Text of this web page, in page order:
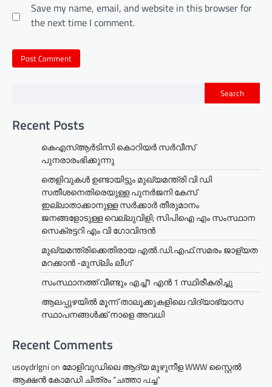
Save my name, email, and website in this browser for
the next time I comment.
Search
Recent Posts
കെഎസ്ആർടിസി കൊറിയർ സര്‍വീസ്
പുനരാരംഭിക്കുന്നു
തെളിവുകൾ ഉണ്ടായിട്ടും മുഖ്യമന്ത്രി വി ഡി
സതീശനെതിരെയുള്ള പുനർജനി കേസ്
ഇല്ലാതാക്കാനുള്ള സർക്കാർ തീരുമാനം
ജനങ്ങളോടുള്ള വെല്ലുവിളി; സിപിഐ എം സംസ്ഥാന
സെക്രട്ടറി എം വി ഗോവിന്ദൻ
മുഖ്യമന്ത്രിക്കെതിരായ എൽ.ഡി.എഫ്.സമരം ജാള്യത
മറക്കാൻ -മുസ്‌ലിം ലീഗ്
സംസ്ഥാനത്ത് വീണ്ടും എച്ച്1 എന്‍ 1 സ്ഥിരീകരിച്ചു
ആലപ്പുഴയിൽ മൂന്ന് താലൂക്കുകളിലെ വിദ്യാഭ്യാസ
സ്ഥാപനങ്ങൾക്ക് നാളെ അവധി
Recent Comments
usoydrlgnion മോളിവുഡിലെ ആദ്യ മുഴുനീള WWW സ്റ്റൈൽ
ആക്ഷൻ കോമഡി ചിത്രം “ചത്താ പച്ച”